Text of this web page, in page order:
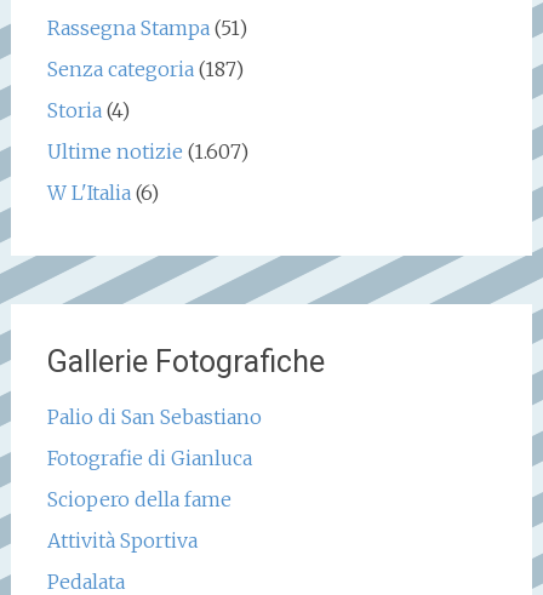
Rassegna Stampa(51)
Senza categoria(187)
Storia(4)
Ultime notizie (1.607)
W L'Italia(6)
Gallerie Fotografiche
Palio di San Sebastiano
Fotografie di Gianluca
Sciopero della fame
Attività Sportiva
Pedalata